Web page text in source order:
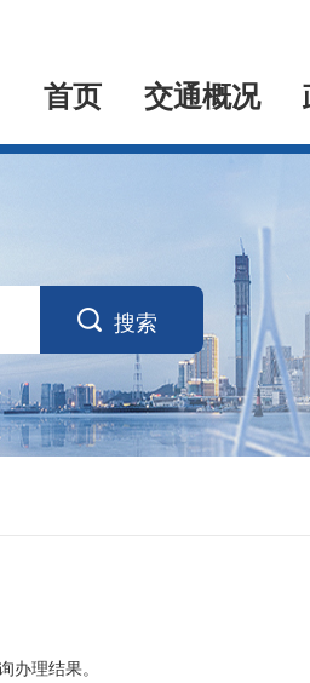
首页 交通概况
 搜索
办理结果。